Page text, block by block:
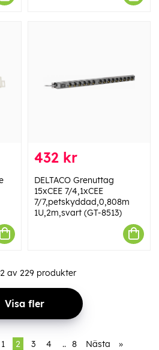
432 kr
DELTACO Grenuttag
15xCEE 7/4,1xCEE
7/7,petskyddad,0,808m
1U,2m,svart (GT-8513)
av 229 produkter
Visa fler
1 2 3 4 .. 8 Nästa »